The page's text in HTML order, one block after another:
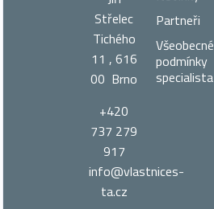
Partneři
Všeobecné
podmínky
specialista
Střelec
Tichého
11 , 616
00 Brno
+420
737 279
917
info@vlastnices­
ta.cz